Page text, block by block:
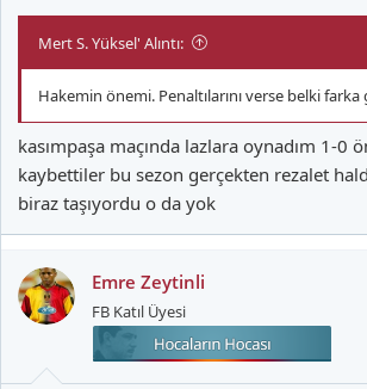
Mert S. Yüksel' Alıntı:
Hakemin önemi. Penaltılarını verse belki
kasımpaşa maçında lazlara oynadım 1-0
kaybettiler bu sezon gerçekten rezalet
biraz taşıyordu o da yok
Emre Zeytinli
FB Katıl Üyesi